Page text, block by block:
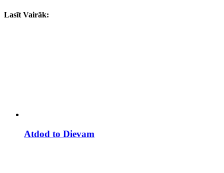
Lasīt Vairāk:
Atdod to Dievam